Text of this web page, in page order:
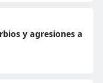
y agresiones a